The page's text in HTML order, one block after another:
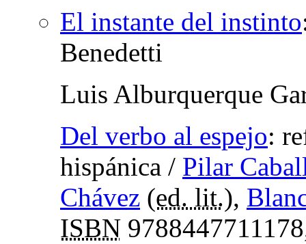
El instante del instinto
Benedetti
Luis Alburquerque
Del verbo al espejo:
hispánica / Pilar
Chávez (ed. lit.),
ISBN